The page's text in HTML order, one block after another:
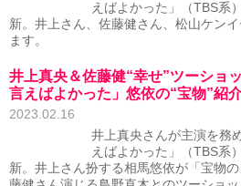
えばよかった」（TBS系
新。井上さん、佐藤健さん、松山ケン
ます。
井上真央＆佐藤健“幸せ”ツーショ
言えばよかった」悠依の“宝物”紹
2023.02.16
井上真央さんが主演を務
えばよかった」（TBS系
新。井上さん扮する相馬悠依が「宝物